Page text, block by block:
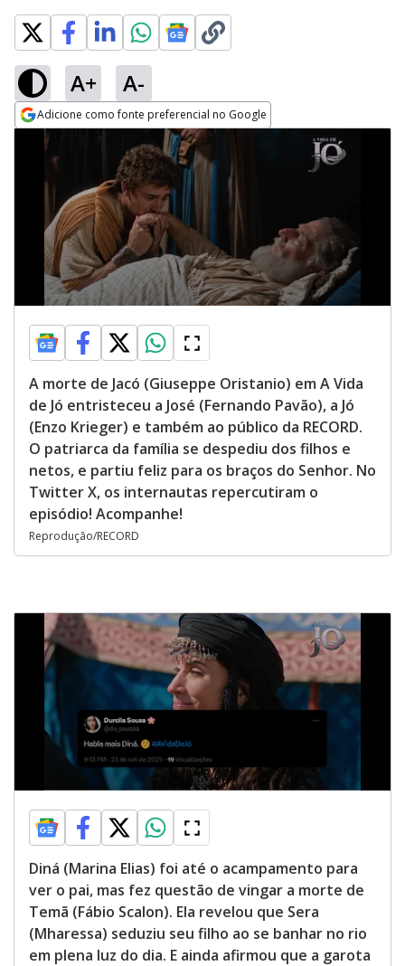
A+ A-
Adicione como fonte preferencial no Google
Opens in new window
A morte de Jacó (Giuseppe Oristanio) em A Vida
de Jó entristeceu a José (Fernando Pavão), a Jó
(Enzo Krieger) e também ao público da RECORD.
O patriarca da família se despediu dos filhos e
netos, e partiu feliz para os braços do Senhor. No
Twitter X, os internautas repercutiram o
episódio! Acompanhe!
Reprodução/RECORD
Diná (Marina Elias) foi até o acampamento para
ver o pai, mas fez questão de vingar a morte de
Temã (Fábio Scalon). Ela revelou que Sera
(Mharessa) seduziu seu filho ao se banhar no rio
em plena luz do dia. E ainda afirmou que a garota